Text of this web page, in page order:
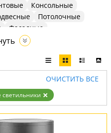
Консольные
Потолочные
Фасадные
ОЧИСТИТЬ ВСЕ